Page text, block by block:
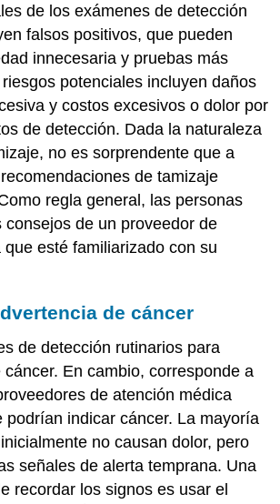
de los exámenes de detección
falsos positivos, que pueden
innecesaria y pruebas más
potenciales incluyen daños
y costos excesivos o dolor por
de detección. Dada la naturaleza
no es sorprendente que a
de tamizaje
regla general, las personas
consejos de un proveedor de
esté familiarizado con su
de cáncer
de detección rutinarios para
En cambio, corresponde a
de atención médica
podrían indicar cáncer. La mayoría
no causan dolor, pero
señales de alerta temprana. Una
recordar los signos es usar el